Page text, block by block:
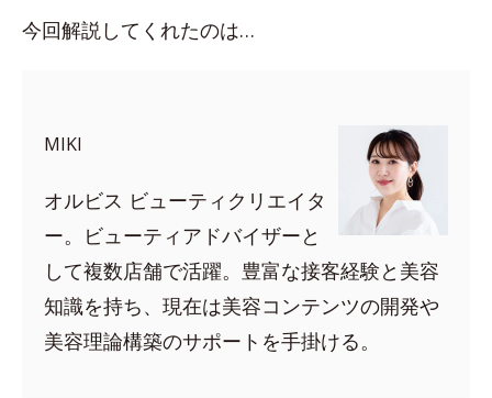
今回解説してくれたのは…
MIKI
オルビス ビューティクリエイタ
ー。ビューティアドバイザーと
して複数店舗で活躍。豊富な接客経験と美容
知識を持ち、現在は美容コンテンツの開発や
美容理論構築のサポートを手掛ける。